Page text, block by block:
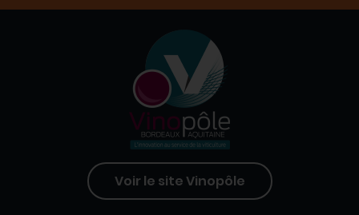
Voir le site Vinopôle